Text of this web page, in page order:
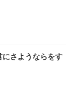
にさようならをす